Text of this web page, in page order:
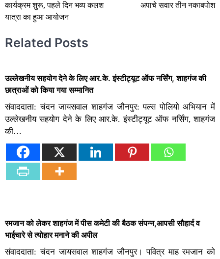
कार्यक्रम शुरू, पहले दिन भव्य कलश
यात्रा का हुआ आयोजन
अपाचे सवार तीन नकाबपोश
Related Posts
उल्लेखनीय सहयोग देने के लिए आर.के. इंस्टीट्यूट ऑफ नर्सिंग, शाहगंज की
छात्राओं को किया गया सम्मानित
संवाददाता: चंदन जायसवाल शाहगंज जौनपुर: पल्स पोलियो अभियान में
उल्लेखनीय सहयोग देने के लिए आर.के. इंस्टीट्यूट ऑफ नर्सिंग, शाहगंज
की…
रमजान को लेकर शाहगंज में पीस कमेटी की बैठक संपन्न,आपसी सौहार्द व
भाईचारे से त्योहार मनाने की अपील
संवाददाता: चंदन जायसवाल शाहगंज जौनपुर। पवित्र माह रमजान को